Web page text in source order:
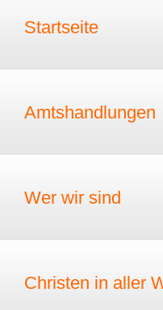
Startseite
Amtshandlungen
Wer wir sind
Christen in aller